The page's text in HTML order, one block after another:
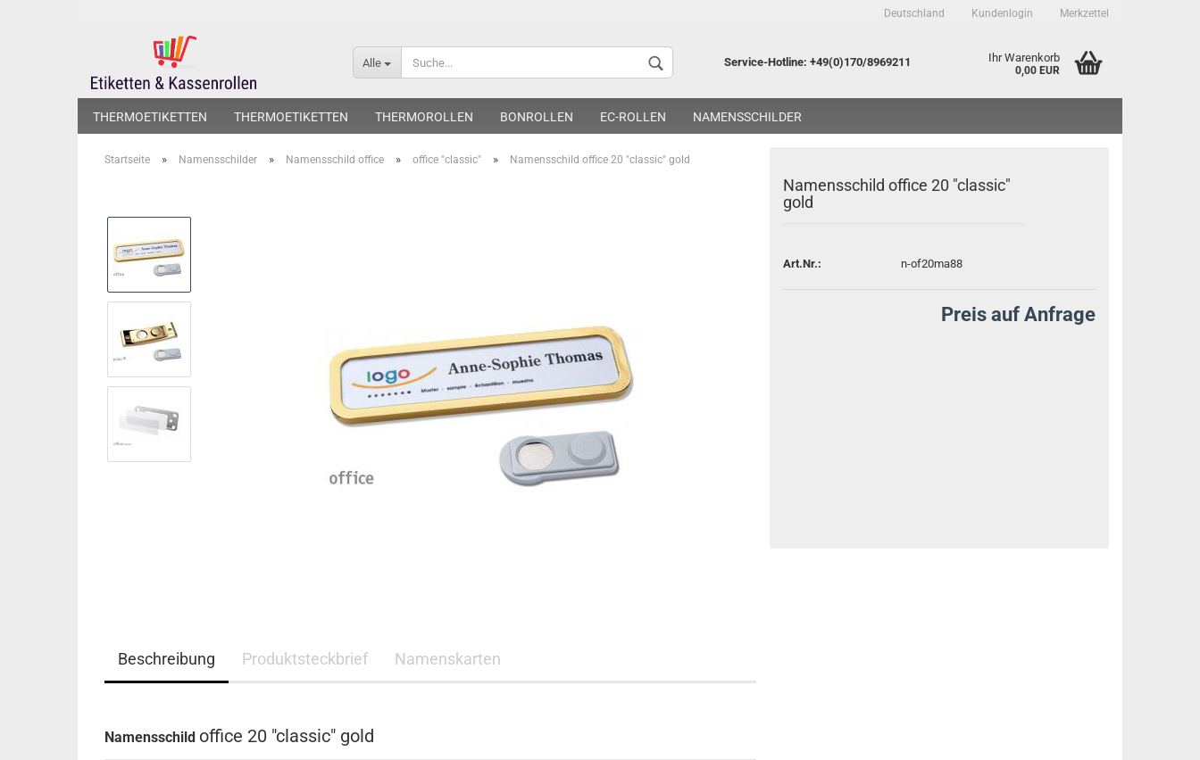
Deutschland Kundenlogin
Konto erstellen
Merkzettel
Alle Service-Hotline: +49(0)170/8969211 Ihr Warenkorb
0,00 EUR
THERMOETIKETTEN THERMOETIKETTEN THERMOROLLEN BONROLLEN EC-ROLLEN NAMENSSCHILDER
Startseite » Namensschilder » Namensschild office » office "classic" » Namensschild office 20 "classic" gold
Namensschild office 20 "classic"
gold
Art.Nr.: n-of20ma88
Preis auf Anfrage
Beschreibung Produktsteckbrief Namenskarten
Namensschild office 20 "classic" gold